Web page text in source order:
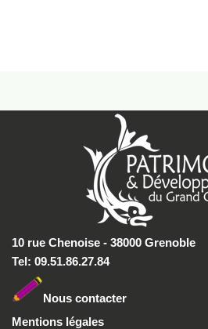
10 rue Chenoise - 38000 Grenoble
Tel: 09.51.86.27.84
Nous contacter
Mentions légales